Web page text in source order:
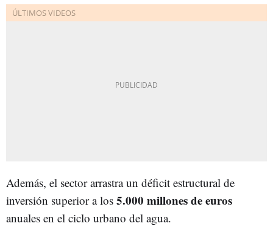
Además, el sector arrastra un déficit estructural de
inversión superior a los 5.000 millones de euros
anuales en el ciclo urbano del agua.